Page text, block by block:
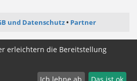
und Datenschutz Partner
jobs.de
softwareentwickler-jobs.de
erleichtern die Bereitstellung